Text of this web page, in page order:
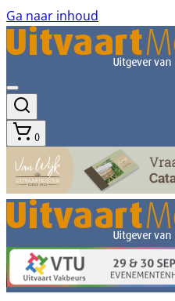
Ga naar inhoud
0